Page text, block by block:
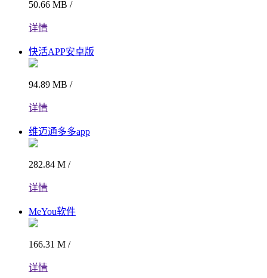
50.66 MB /
详情
快活APP安卓版
94.89 MB /
详情
维迈通多多app
282.84 M /
详情
MeYou软件
166.31 M /
详情